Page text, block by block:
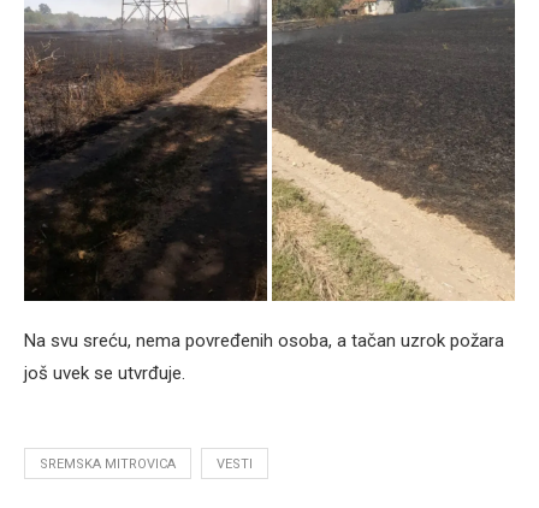
Na svu sreću, nema povređenih osoba, a tačan uzrok požara
još uvek se utvrđuje.
SREMSKA MITROVICA VESTI